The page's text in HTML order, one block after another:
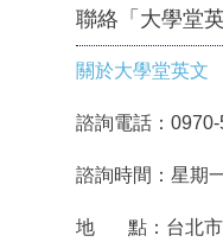
聯絡「大學堂英
關於大學堂英文
諮詢電話：
諮詢時間：星期
地 點：台北市